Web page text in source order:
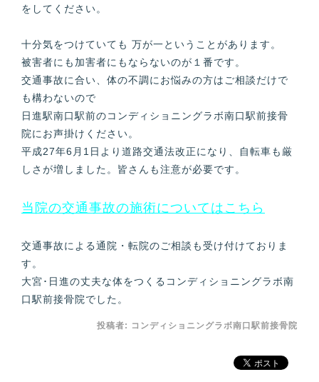
をしてください。
十分気をつけていても 万が一ということがあります。
被害者にも加害者にもならないのが１番です。
交通事故に合い、体の不調にお悩みの方はご相談だけで
も構わないので
日進駅南口駅前のコンディショニングラボ南口駅前接骨
院にお声掛けください。
平成27年6月1日より道路交通法改正になり、自転車も厳
しさが増しました。皆さんも注意が必要です。
当院の交通事故の施術についてはこちら
交通事故による通院・転院のご相談も受け付けておりま
す。
大宮･日進の丈夫な体をつくるコンディショニングラボ南
口駅前接骨院でした。
投稿者: コンディショニングラボ南口駅前接骨院